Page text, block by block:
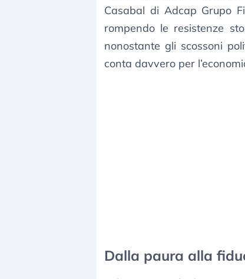
Casabal di Adcap Grupo
rompendo le resistenze
nonostante gli scossoni
conta davvero per
Dalla paura alla